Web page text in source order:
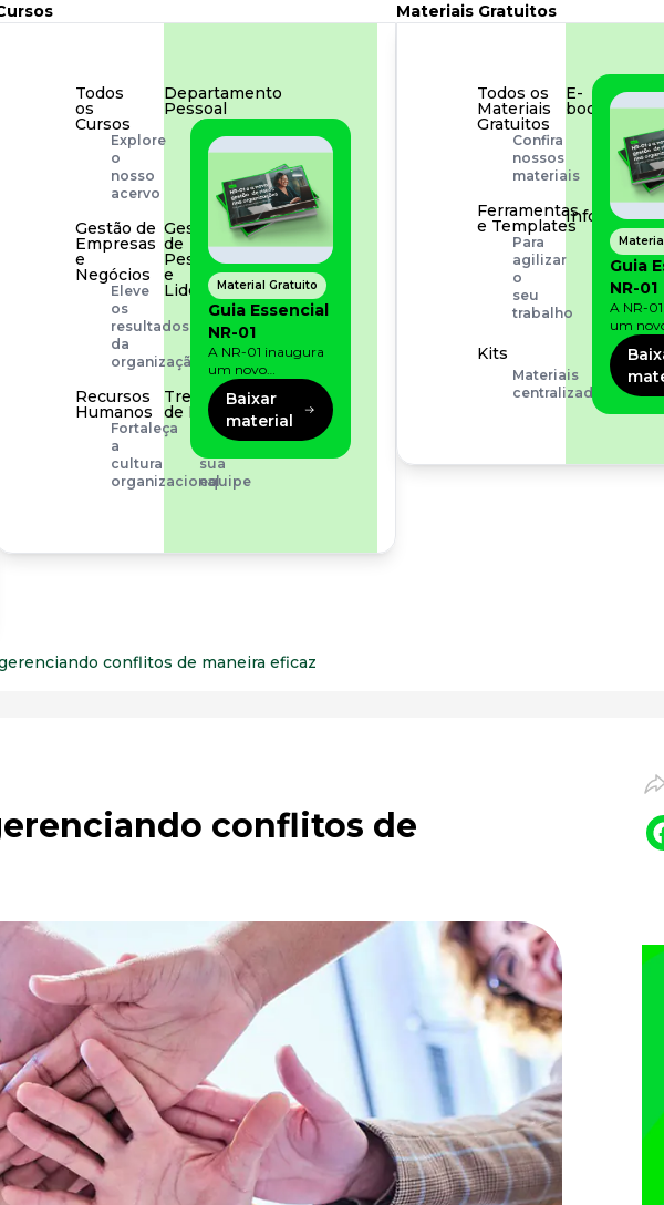
Todos
os
Cursos
Explore
o
nosso
acervo
Departamento
Pessoal
Para
simplificar
processos
Gestão de
Empresas
e
Negócios
Eleve
os
resultados
da
organização
Gestão
de
Pessoas
e
Liderança
Capacitação
com
especialistas
Recursos
Humanos
Fortaleça
a
cultura
organizacional
Treinamento
de Produto
Desenvolva
sua
equipe
Material Gratuito
Guia Essencial
NR-01
A NR-01 inaugura
um novo
momento na
prevenção de riscos:
agora, além dos
fatores físicos e
operacionais, as
empresas precisam
olhar também
Baixar
material
Materiais Gratuitos
Todos os
Materiais
Gratuitos
Confira
nossos
materiais
E-
book
seu
Ferramentas
e Templates
Para
agilizar
o
seu
trabalho
Infográfico
prático
rápido
Kits
Materiais
centralizados
Guia
NR-01
A NR-
um
agora,
fatores
para os
conflitos de maneira eficaz
conflitos de